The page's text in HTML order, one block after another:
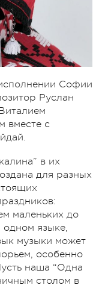
Софии
Руслан
вместе с
в их
для разных
маленьких до
одном языке,
музыки может
особенно
наша “Одна
столом в